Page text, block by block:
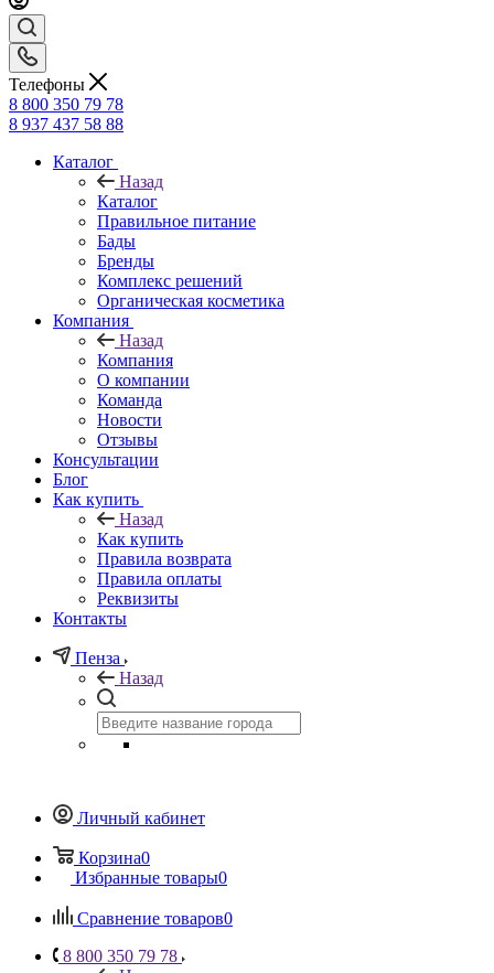
Телефоны
8 800 350 79 78
8 937 437 58 88
Каталог
Назад
Каталог
Правильное питание
Бады
Бренды
Комплекс решений
Органическая косметика
Компания
Назад
Компания
О компании
Команда
Новости
Отзывы
Консультации
Блог
Как купить
Назад
Как купить
Правила возврата
Правила оплаты
Реквизиты
Контакты
Пенза
Назад
Личный кабинет
Корзина0
Избранные товары0
Сравнение товаров0
8 800 350 79 78